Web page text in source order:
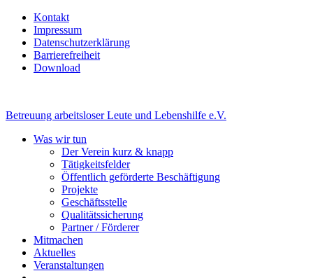
Kontakt
Impressum
Datenschutzerklärung
Barrierefreiheit
Download
Betreuung arbeitsloser Leute und Lebenshilfe e.V.
Was wir tun
Der Verein kurz & knapp
Tätigkeitsfelder
Öffentlich geförderte Beschäftigung
Projekte
Geschäftsstelle
Qualitätssicherung
Partner / Förderer
Mitmachen
Aktuelles
Veranstaltungen